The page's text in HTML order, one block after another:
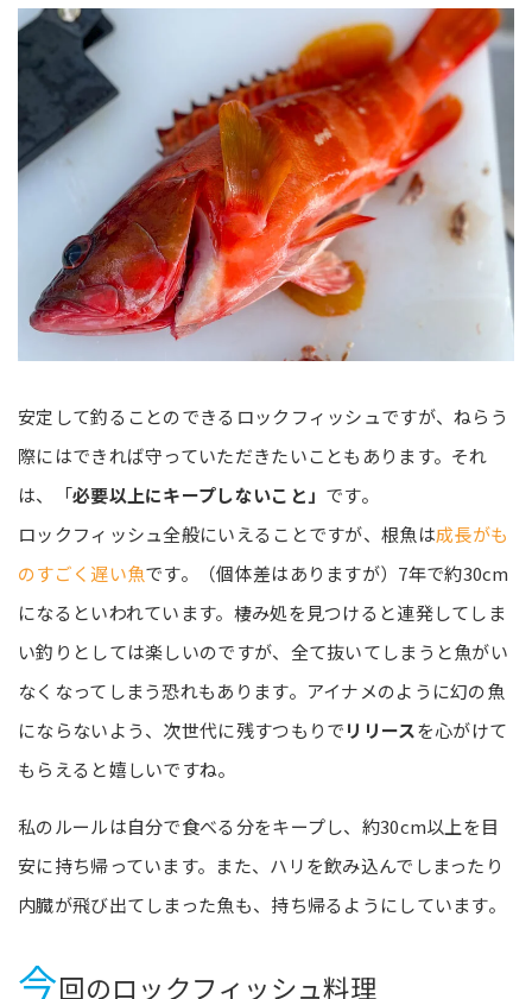
安定して釣ることのできるロックフィッシュですが、ねらう
際にはできれば守っていただきたいこともあります。それ
は、「必要以上にキープしないこと」 です。
ロックフィッシュ全般にいえることですが、根魚は成長がも
のすごく遅い魚です。（個体差はありますが）7年で約30cm
になるといわれています。棲み処を見つけると連発してしま
い釣りとしては楽しいのですが、全て抜いてしまうと魚がい
なくなってしまう恐れもあります。アイナメのように幻の魚
にならないよう、次世代に残すつもりでリリースを心がけて
もらえると嬉しいですね。
私のルールは自分で食べる分をキープし、約30cm以上を目
安に持ち帰っています。また、ハリを飲み込んでしまったり
内臓が飛び出てしまった魚も、持ち帰るようにしています。
今回のロックフィッシュ料理